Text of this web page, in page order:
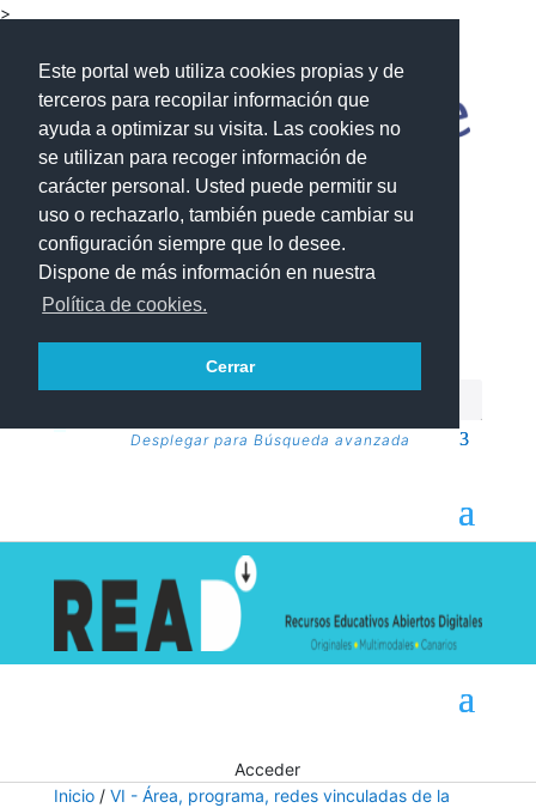
Este portal web utiliza cookies propias y de
terceros para recopilar información que
ayuda a optimizar su visita. Las cookies no
se utilizan para recoger información de
carácter personal. Usted puede permitir su
uso o rechazarlo, también puede cambiar su
configuración siempre que lo desee.
Dispone de más información en nuestra
Política de cookies.
Cerrar
>
Desplegar para Búsqueda avanzada
Acceder
Inicio/ VI - Área, programa, redes vinculadas de la